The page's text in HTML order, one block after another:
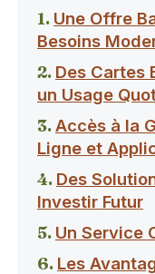
Une Offre
Besoins
Des Cartes
un Usage
Accès à la
Ligne et
Des
Investir Futur
Un Service
Les